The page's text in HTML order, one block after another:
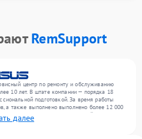
RemSupport
центр по ремонту и обслуживанию
10 лет. В штате компании — порядка 18
подготовкой. За время работы
а также выполнено выполнено более 12 000
поступает более 300 обращений, включая , ,
и обеспечиваем надежный результат
далее